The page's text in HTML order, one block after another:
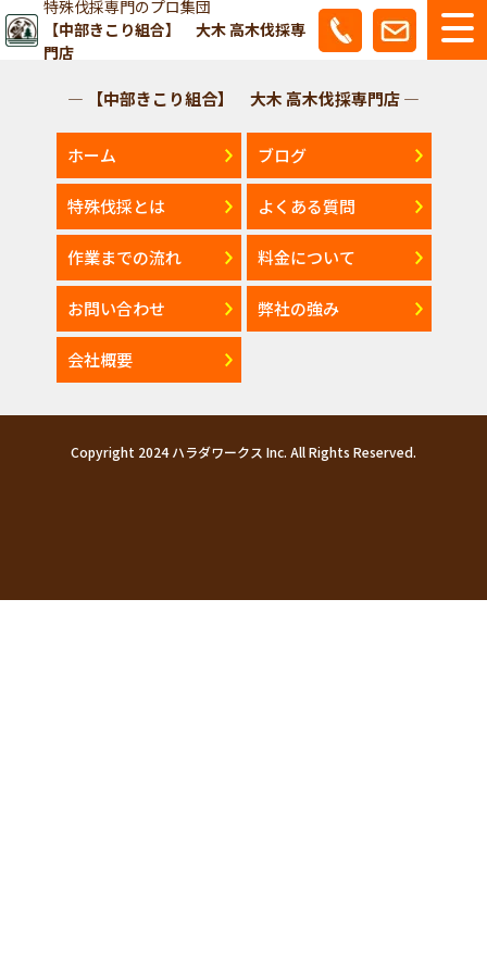
特殊伐採専門のプロ集団
【中部きこり組合】 大木 高木伐採専
門店
— 【中部きこり組合】 大木 高木伐採専門店 —
ホーム ブログ
特殊伐採とは よくある質問
作業までの流れ 料金について
お問い合わせ 弊社の強み
会社概要
Copyright 2024 ハラダワークス Inc. All Rights Reserved.